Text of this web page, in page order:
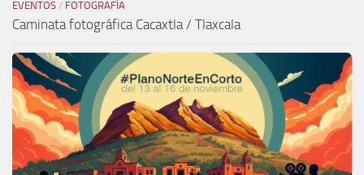
EVENTOS / FOTOGRAFÍA
Caminata fotográfica Cacaxtla / Tlaxcala